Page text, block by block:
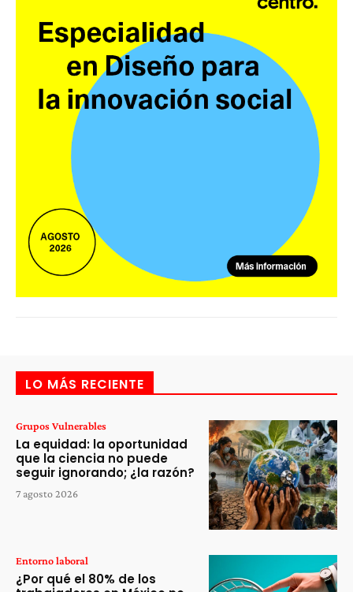
LO MÁS RECIENTE
Grupos Vulnerables
La equidad: la oportunidad
que la ciencia no puede
seguir ignorando; ¿la razón?
7 agosto 2026
Entorno laboral
¿Por qué el 80% de los